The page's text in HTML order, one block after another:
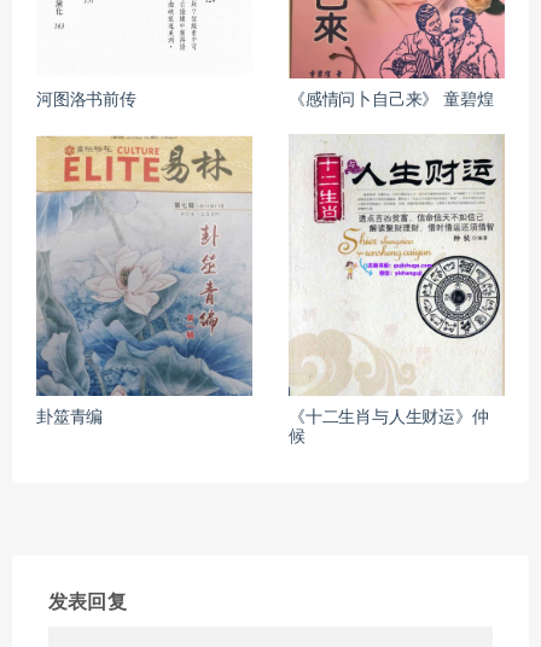
河图洛书前传 《感情问卜自己来》 童碧煌
卦筮青编
《十二生肖与人生财运》仲
候
发表回复